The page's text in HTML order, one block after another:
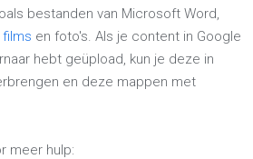
bestanden van Microsoft Word,
films en foto's. Als je content in Google
hebt geüpload, kun je deze in
en deze mappen met
meer hulp: